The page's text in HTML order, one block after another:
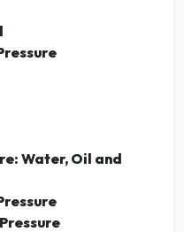
Water, Oil and